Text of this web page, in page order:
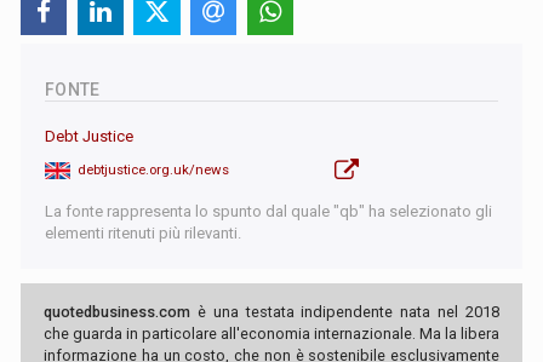
FONTE
Debt Justice
debtjustice.org.uk/news
La fonte rappresenta lo spunto dal quale "qb" ha selezionato gli
elementi ritenuti più rilevanti.
quotedbusiness.com è una testata indipendente nata nel 2018
che guarda in particolare all'economia internazionale. Ma la libera
informazione ha un costo, che non è sostenibile esclusivamente